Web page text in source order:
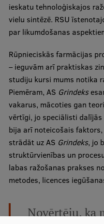
EURAXESS RSU
Foreign delegation
EATRIS Coordinator
ieskatu tehnoloģiskajos
vielu sintēzē. RSU
par likumdošanas
Rūpnieciskās farmācijas
– ieguvām arī praktiskas
studiju kursi mums notika
Piemēram, AS Grindeks
vakarus, mācoties gan
vērtīgi, jo speciālisti dalījās
bija arī noteicošais
strādāt uz AS Grindeks, jo
struktūrvienības un
labas ražošanas prakses
metodes, licences
Novērtēju, ka